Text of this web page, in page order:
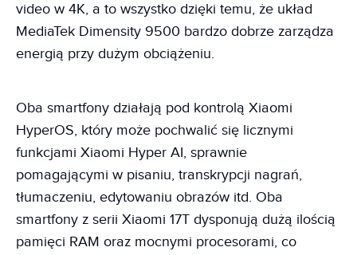
video w 4K, a to wszystko dzięki temu, że układ
MediaTek Dimensity 9500 bardzo dobrze zarządza
energią przy dużym obciążeniu.
Oba smartfony działają pod kontrolą Xiaomi
HyperOS, który może pochwalić się licznymi
funkcjami Xiaomi Hyper AI, sprawnie
pomagającymi w pisaniu, transkrypcji nagrań,
tłumaczeniu, edytowaniu obrazów itd. Oba
smartfony z serii Xiaomi 17T dysponują dużą ilością
pamięci RAM oraz mocnymi procesorami, co